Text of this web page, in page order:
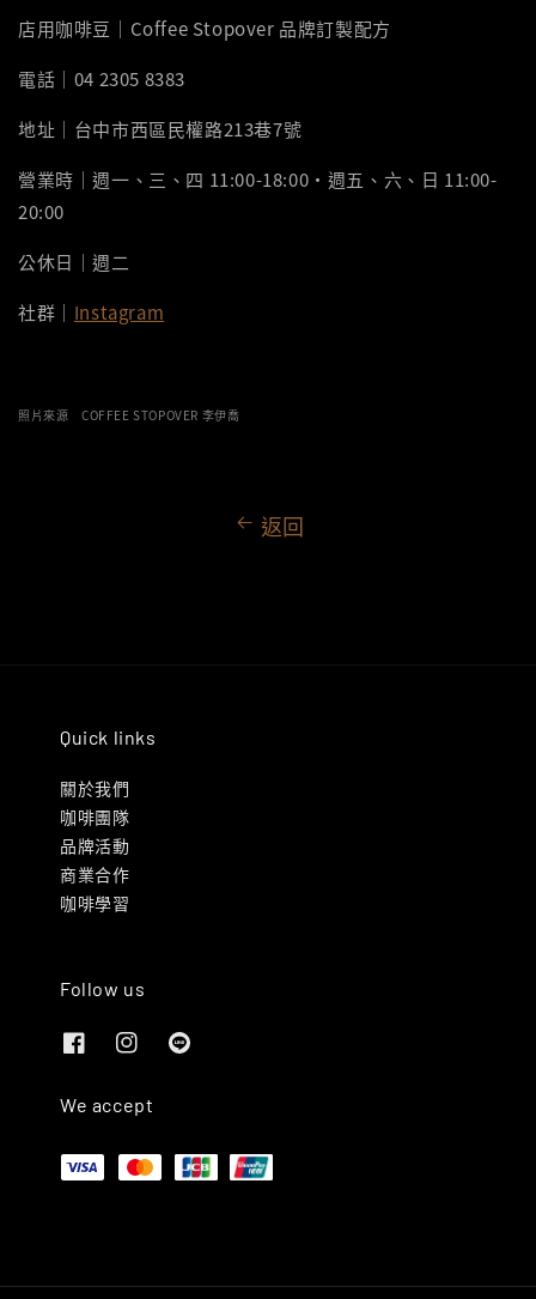
店用咖啡豆｜Coffee Stopover 品牌訂製配方
電話｜04 2305 8383
地址｜台中市西區民權路213巷7號
營業時｜週一、三、四 11:00-18:00‧週五、六、日 11:00-
20:00
公休日｜週二
社群｜ Instagram
照片來源 COFFEE STOPOVER 李伊喬
返回
Quick links
關於我們
咖啡團隊
品牌活動
商業合作
咖啡學習
Follow us
We accept